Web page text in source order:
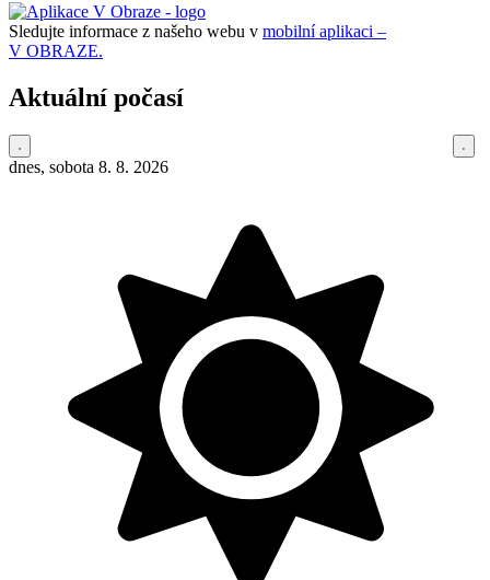
Sledujte informace z našeho webu v mobilní aplikaci –
V OBRAZE.
Aktuální počasí
dnes, sobota 8. 8. 2026